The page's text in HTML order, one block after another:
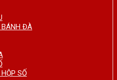
BÁNH ĐÀ
SỐ